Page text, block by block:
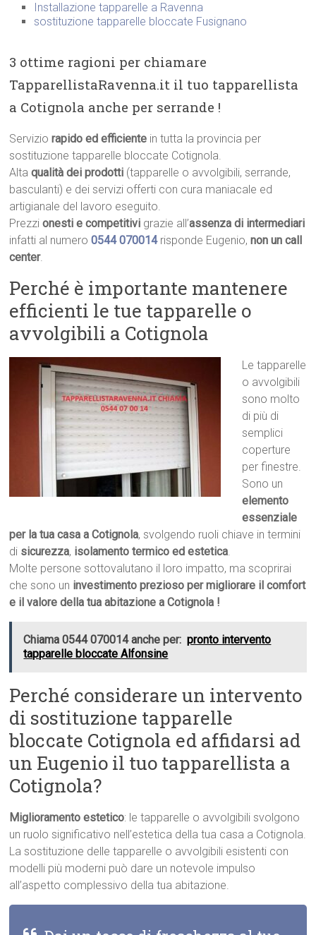
Installazione tapparelle a Ravenna
sostituzione tapparelle bloccate Fusignano
3 ottime ragioni per chiamare
TapparellistaRavenna.it il tuo tapparellista
a Cotignola anche per serrande !
Serviziorapido ed efficiente in tutta la provincia per
sostituzione tapparelle bloccate Cotignola.
Altaqualità dei prodotti (tapparelle o avvolgibili, serrande,
basculanti) e dei servizi offerti con cura maniacale ed
artigianale del lavoro eseguito.
Prezzionesti e competitivi grazie all’assenza di intermediari
infatti al numero0544 070014 risponde Eugenio,non un call
center.
Perché è importante mantenere
efficienti le tue tapparelle o
avvolgibili a Cotignola
Le tapparelle
o avvolgibili
sono molto
di più di
semplici
coperture
per finestre.
Sono un
elemento
essenziale
per la tua casa a Cotignola, svolgendo ruoli chiave in termini
di sicurezza, isolamento termico ed estetica.
Molte persone sottovalutano il loro impatto, ma scoprirai
che sono un investimento prezioso per migliorare il comfort
e il valore della tua abitazione a Cotignola !
Chiama 0544 070014 anche per: pronto intervento
tapparelle bloccate Alfonsine
Perché considerare un intervento
di sostituzione tapparelle
bloccate Cotignola ed affidarsi ad
un Eugenio il tuo tapparellista a
Cotignola?
Miglioramento estetico: le tapparelle o avvolgibili svolgono
un ruolo significativo nell’estetica della tua casa a Cotignola.
La sostituzione delle tapparelle o avvolgibili esistenti con
modelli più moderni può dare un notevole impulso
all’aspetto complessivo della tua abitazione.